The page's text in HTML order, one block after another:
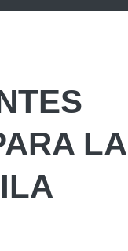
LA